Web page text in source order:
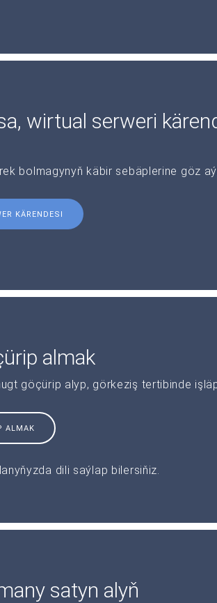
wirtual serweri
bolmagynyň käbir sebäplerine göz
KÄRENDESI
almak
göçürip alyp, görkeziş tertibinde
ALMAK
dili saýlap bilersiňiz.
satyn alyň